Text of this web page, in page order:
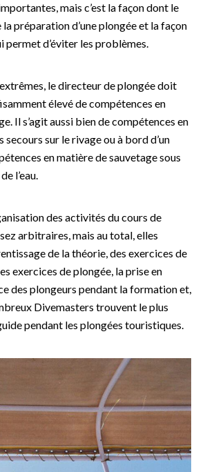
mais c’est la façon dont le
préparation d’une plongée et la façon
permet d’éviter les problèmes.
le directeur de plongée doit
élevé de compétences en
Il s’agit aussi bien de compétences en
sur le rivage ou à bord d’un
en matière de sauvetage sous
l’eau.
des activités du cours de
arbitraires, mais au total, elles
de la théorie, des exercices de
exercices de plongée, la prise en
des plongeurs pendant la formation et,
Divemasters trouvent le plus
pendant les plongées touristiques.